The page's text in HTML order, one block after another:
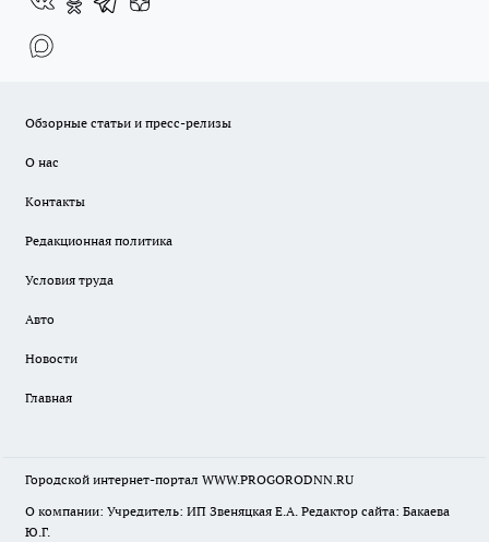
Обзорные статьи и пресс-релизы
О нас
Контакты
Редакционная политика
Условия труда
Авто
Новости
Главная
Городской интернет-портал WWW.PROGORODNN.RU
О компании: Учредитель: ИП Звеняцкая Е.А. Редактор сайта: Бакаева
Ю.Г.